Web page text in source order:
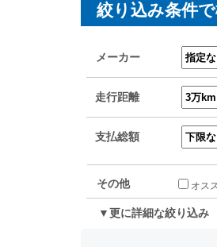
絞り込み条件
メーカー
走行距離
支払総額
その他 オス
▼更に詳細な絞り込み